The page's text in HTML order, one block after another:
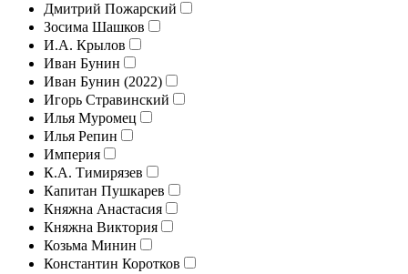
Дмитрий Пожарский
Зосима Шашков
И.А. Крылов
Иван Бунин
Иван Бунин (2022)
Игорь Стравинский
Илья Муромец
Илья Репин
Империя
К.А. Тимирязев
Капитан Пушкарев
Княжна Анастасия
Княжна Виктория
Козьма Минин
Константин Коротков